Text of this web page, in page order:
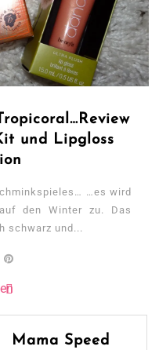
und Lipgloss
…es wird
den Winter zu. Das
schwarz und...
Mama Speed